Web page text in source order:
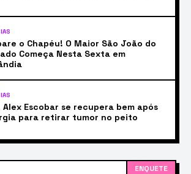
o Chapéu! O Maior São João do
Começa Nesta Sexta em
Alex Escobar se recupera bem após
para retirar tumor no peito
ENQUETE